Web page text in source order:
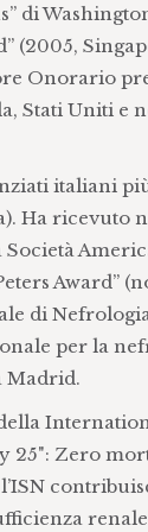
di
(2005,
Onorario
Stati Uniti
italiani
Ha ricevuto
Società
Award”
di
per la
Madrid.
25": Zero